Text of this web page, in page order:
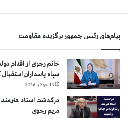
پیام‌های رئیس جمهور برگزیده مقاومت
خانم رجوی از اقدام
سپاه پاسداران استقبال
13 جولای 2026
درگذشت استاد هنرمند
مریم رجوی